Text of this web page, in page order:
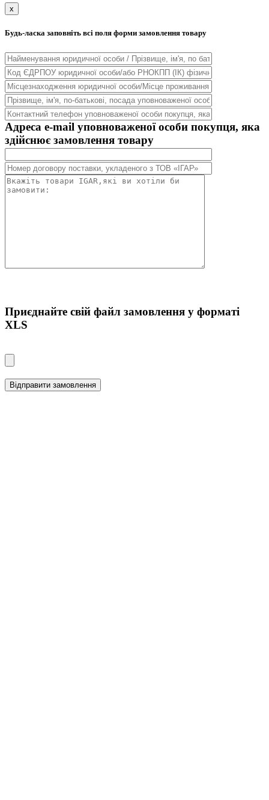
x
Будь-ласка заповніть всі поля форми замовлення товару
Адреса e-mail уповноваженої особи покупця, яка
здійснює замовлення товару
Приєднайте свiй файл замовлення у форматі
XLS